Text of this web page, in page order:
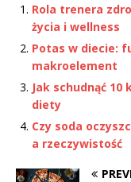
Rola trenera
życia i wellness
Potas w diecie:
makroelement
Jak schudnąć
diety
Czy soda
a rzeczywistość